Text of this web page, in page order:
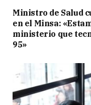
Ministro de Salud
en el Minsa:
ministerio que
95»